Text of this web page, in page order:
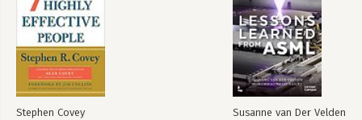
Stephen Covey Susanne van Der Velden